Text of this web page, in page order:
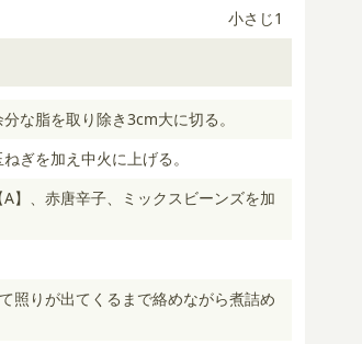
小さじ1
な脂を取り除き3cm大に切る。
ぎを加え中火に上げる。
】、赤唐辛子、ミックスビーンズを加
照りが出てくるまで絡めながら煮詰め